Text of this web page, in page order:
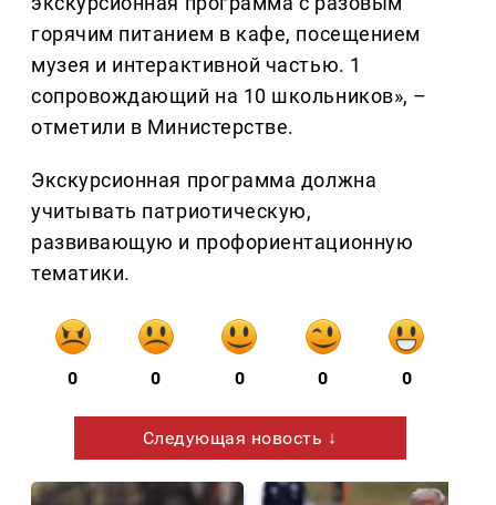
горячим питанием в кафе, посещением
музея и интерактивной частью. 1
сопровождающий на 10 школьников», –
отметили в Министерстве.
Экскурсионная программа должна
учитывать патриотическую,
развивающую и профориентационную
тематики.
0 0 0 0 0
Следующая новость ↓